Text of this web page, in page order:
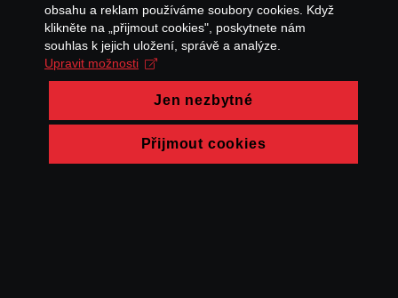
obsahu a reklam používáme soubory cookies. Když
klikněte na „přijmout cookies", poskytnete nám
souhlas k jejich uložení, správě a analýze.
Upravit možnosti
Jen nezbytné
Přijmout cookies